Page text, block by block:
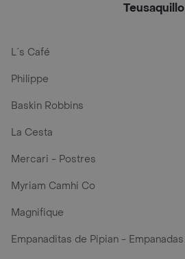
Teusaquillo
L´s Café
Philippe
Baskin Robbins
La Cesta
Mercari - Postres
Myriam Camhi Co
Magnifique
Empanaditas de Pipian - Empanadas